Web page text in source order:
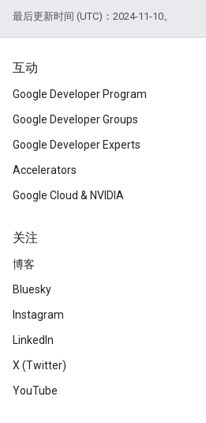
最后更新时间 (UTC)：2024-11-10。
互动
Google Developer Program
Google Developer Groups
Google Developer Experts
Accelerators
Google Cloud & NVIDIA
关注
博客
Bluesky
Instagram
LinkedIn
X (Twitter)
YouTube